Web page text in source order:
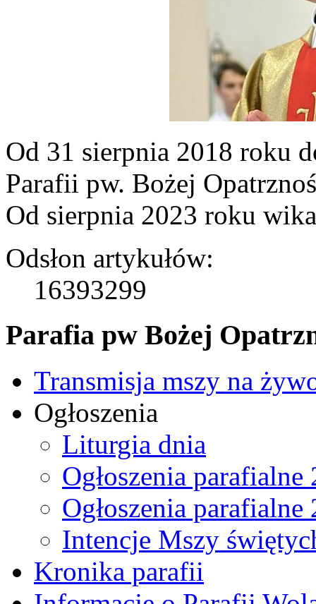
Od 31 sierpnia 2018 roku
Parafii pw. Bożej
Od sierpnia 2023 roku
Odsłon artykułów:
16393299
Parafia pw Bożej
Transmisja mszy na
Ogłoszenia
Liturgia dnia
Ogłoszenia parafialne
Ogłoszenia parafialne
Intencje Mszy
Kronika parafii